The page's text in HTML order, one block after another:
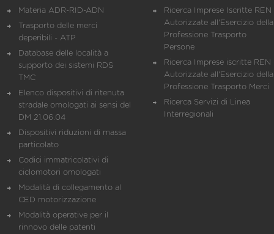
Materia ADR-RID-ADN
Trasporto delle merci
deperibili - ATP
Database delle località a
supporto dei sistemi RDS
TMC
Elenco dispositivi di ritenuta
stradale omologati ai sensi del
DM 21.06.04
Dispositivi riduzioni di massa
particolato
Codici immatricolativi di
ciclomotori omologati
Modalità di collegamento al
CED motorizzazione
Modalità operative per il
rinnovo delle patenti
Ricerca Imprese Iscritte REN
Autorizzate all'Esercizio della
Professione Trasporto
Persone
Ricerca Imprese iscritte REN
Autorizzate all'Esercizio della
Professione Trasporto Merci
Ricerca Servizi di Linea
Interregionali